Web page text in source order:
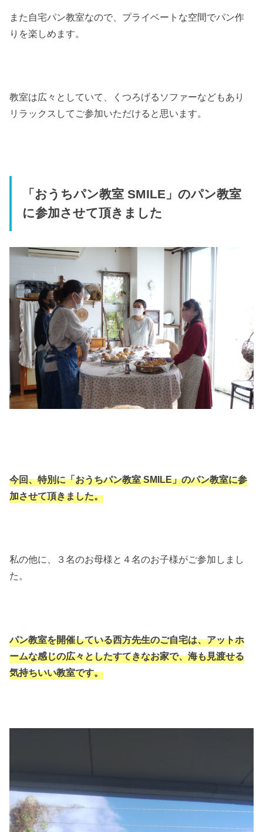
また自宅パン教室なので、プライベートな空間でパン作
りを楽しめます。
教室は広々としていて、くつろげるソファーなどもあり
リラックスしてご参加いただけると思います。
「おうちパン教室 SMILE」のパン教室
に参加させて頂きました
今回、特別に「おうちパン教室 SMILE」のパン教室に参
加させて頂きました。
私の他に、３名のお母様と４名のお子様がご参加しまし
た。
パン教室を開催している西方先生のご自宅は、アットホ
ームな感じの広々としたすてきなお家で、海も見渡せる
気持ちいい教室です。